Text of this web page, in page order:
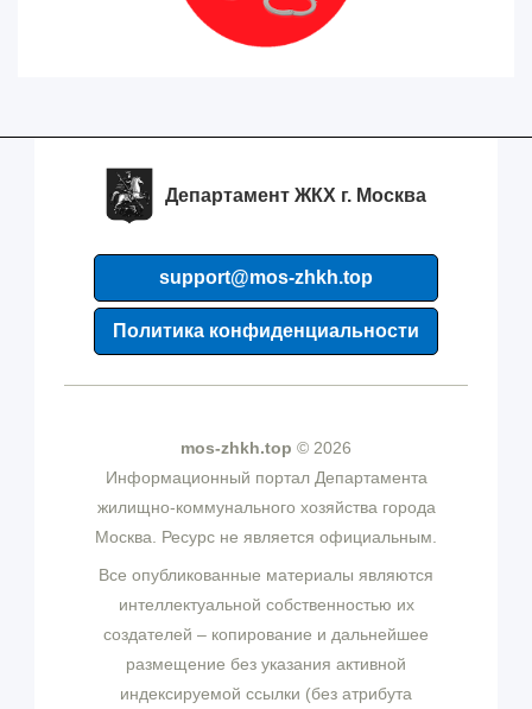
Департамент ЖКХ г. Москва
support@mos-zhkh.top
Политика конфиденциальности
mos-zhkh.top © 2026
Информационный портал Департамента
жилищно-коммунального хозяйства города
Москва. Ресурс не является официальным.
Все опубликованные материалы являются
интеллектуальной собственностью их
создателей – копирование и дальнейшее
размещение без указания активной
индексируемой ссылки (без атрибута